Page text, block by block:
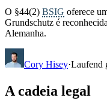
O §44(2) BSIG oferece
Grundschutz é
Alemanha.
Cory Hisey·Laufend
A cadeia legal